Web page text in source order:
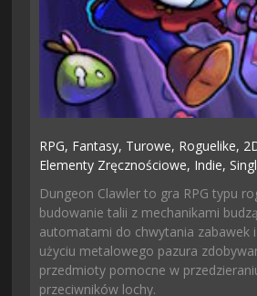
RPG, Fantasy, Turowe, Roguelike,
Elementy Zręcznościowe, Indie,
Dungeon Clawler to gra RPG typu
budowanie talii z mechanikami
automatami do chwytania zabawek
użyciu metalowego pazura
przedmioty pomocne w
przeciwników lochy.